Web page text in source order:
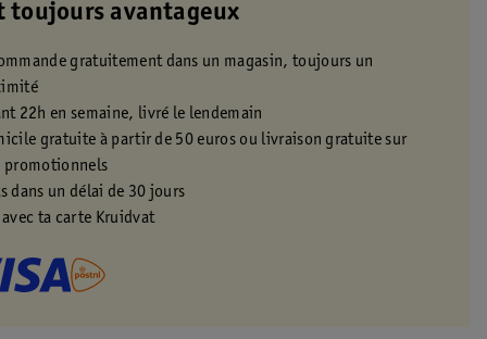
toujours avantageux
gratuitement dans un magasin, toujours un
22h en semaine, livré le lendemain
gratuite à partir de 50 euros ou livraison gratuite sur
promotionnels
dans un délai de 30 jours
ta carte Kruidvat